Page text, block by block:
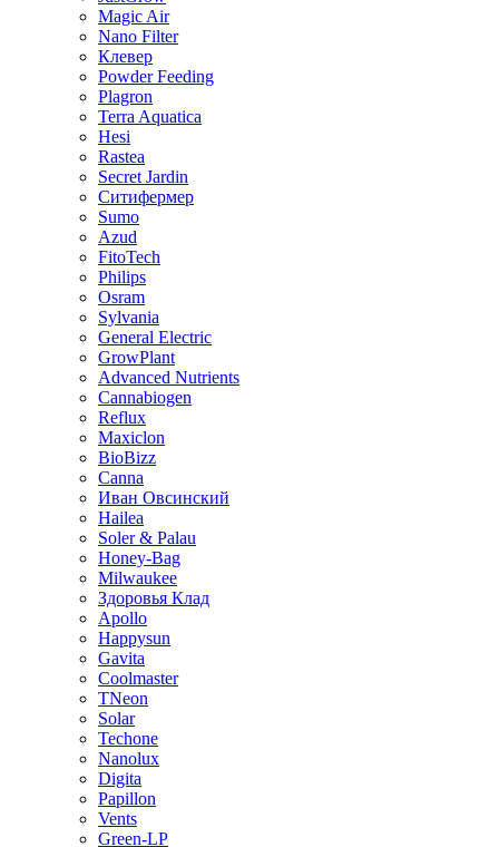
Magic Air
Nano Filter
Клевер
Powder Feeding
Plagron
Terra Aquatica
Hesi
Rastea
Secret Jardin
Ситифермер
Sumo
Azud
FitoTech
Philips
Osram
Sylvania
General Electric
GrowPlant
Advanced Nutrients
Cannabiogen
Reflux
Maxiclon
BioBizz
Canna
Иван Овсинский
Hailea
Soler & Palau
Honey-Bag
Milwaukee
Здоровья Клад
Apollo
Happysun
Gavita
Coolmaster
TNeon
Solar
Techone
Nanolux
Digita
Papillon
Vents
Green-LP